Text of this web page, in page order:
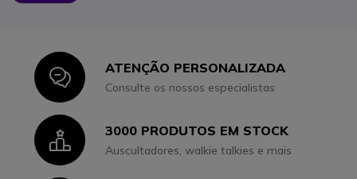
IconATENÇÃO PERSONALIZADA
Consulte os nossos especialistas
Icon3000 PRODUTOS EM STOCK
Auscultadores, walkie talkies e mais